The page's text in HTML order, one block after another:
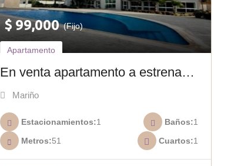
$ 99,000 (Fijo)
Apartamento
En venta apartamento a estrenar
Residencias Coralina A-030
Mariño
Estacionamientos 1 Baños 1
Metros 51 Cuartos 1